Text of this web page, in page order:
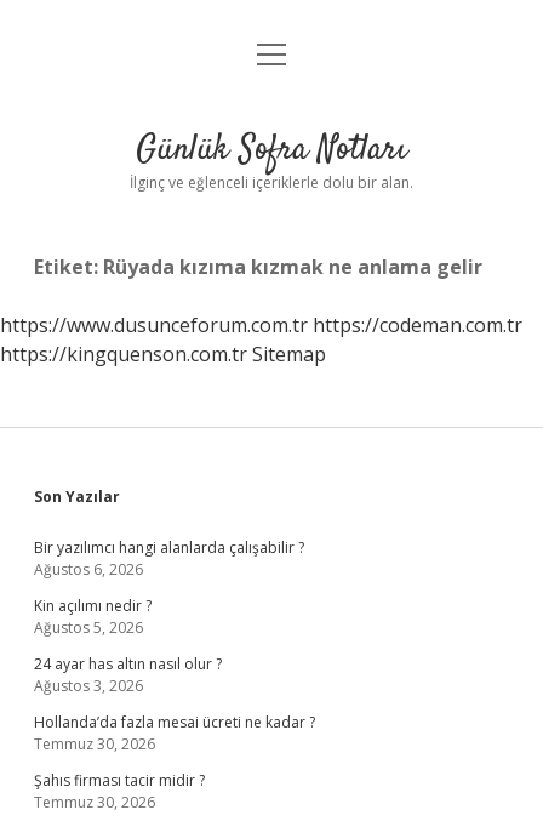
Anasayfa
Yasal Uyarı
menüyü
Günlük Sofra Notları
İlginç ve eğlenceli içeriklerle dolu bir alan.
Etiket: Rüyada kızıma kızmak ne anlama gelir
https://www.dusunceforum.com.tr https://codeman.com.tr
https://kingquenson.com.trSitemap
Sidebar
Son Yazılar
Bir yazılımcı hangi alanlarda çalışabilir ?
Ağustos 6, 2026
Kin açılımı nedir ?
Ağustos 5, 2026
24 ayar has altın nasıl olur ?
Ağustos 3, 2026
Hollanda’da fazla mesai ücreti ne kadar ?
Temmuz 30, 2026
Şahıs firması tacir midir ?
Temmuz 30, 2026